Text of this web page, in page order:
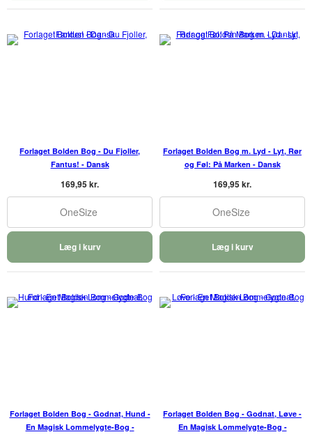
Forlaget Bolden Bog - Du Fjoller,
Fantus! - Dansk
169,95 kr.
OneSize
Læg i kurv
Forlaget Bolden Bog m. Lyd - Lyt, Rør
og Føl: På Marken - Dansk
169,95 kr.
OneSize
Læg i kurv
Forlaget Bolden Bog - Godnat, Hund -
En Magisk Lommelygte-Bog -
Forlaget Bolden Bog - Godnat, Løve -
En Magisk Lommelygte-Bog -